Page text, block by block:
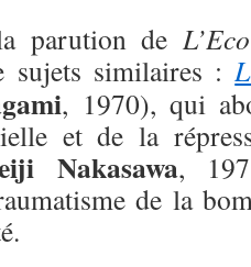
parution de
sujets similaires :
, 1970), qui
et de la
Nakasawa,
de la